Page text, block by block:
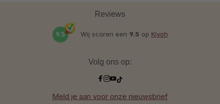
Reviews
9.5 Wij scoren een 9.5 op Kiyoh
Volg ons op:
Meld je aan voor onze nieuwsbrief